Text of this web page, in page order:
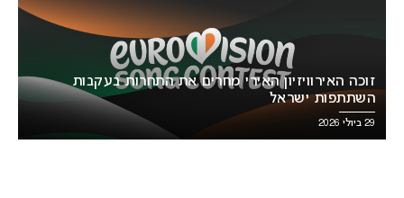
זוכה האירוויזיון האירי מחרים את התחרות בעקבות
השתתפות ישראל
29 ביולי 2026